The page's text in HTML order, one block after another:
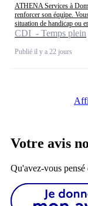
ATHENA Services à
renforcer son équipe.
situation de handicap ou
CDI - Temps plein
Publié il y a 22 jours
Votre avis
Qu'avez-vous